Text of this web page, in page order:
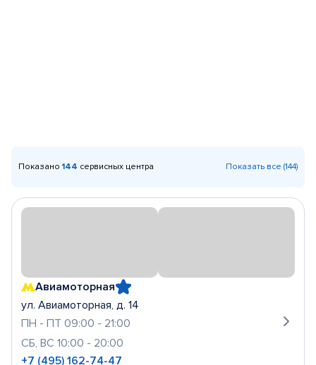
Показано 144 сервисных центра Показать все (144)
Авиамоторная
ул. Авиамоторная, д. 14
ПН - ПТ 09:00 - 21:00
СБ, ВС 10:00 - 20:00
+7 (495) 162-74-47